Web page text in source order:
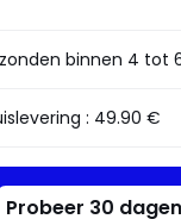
ervan
binnen 4 tot
: 49.90 €
Probeer 30